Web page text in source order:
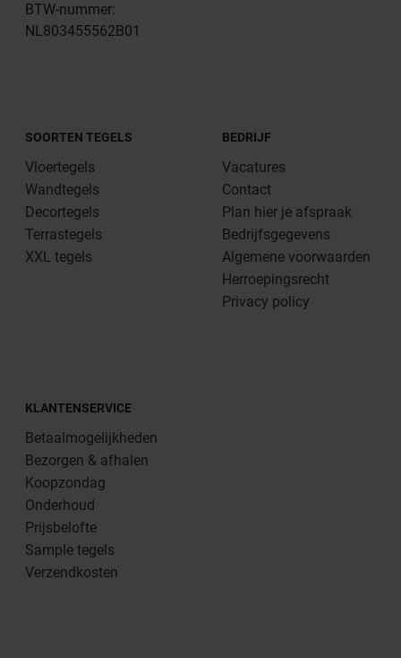
BTW-nummer:
NL803455562B01
SOORTEN TEGELS
Vloertegels
Wandtegels
Decortegels
Terrastegels
XXL tegels
BEDRIJF
Vacatures
Contact
Plan hier je afspraak
Bedrijfsgegevens
Algemene voorwaarden
Herroepingsrecht
Privacy policy
KLANTENSERVICE
Betaalmogelijkheden
Bezorgen & afhalen
Koopzondag
Onderhoud
Prijsbelofte
Sample tegels
Verzendkosten